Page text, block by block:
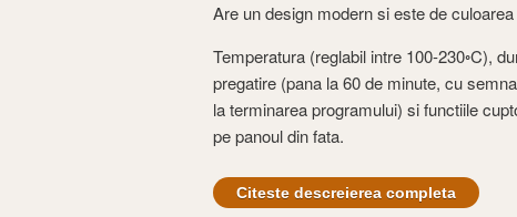
Are un design modern si este de
Temperatura (reglabil intre 100-230◦C),
pregatire (pana la 60 de minute, cu
la terminarea programului) si functiile
pe panoul din fata.
Citeste descreierea completa